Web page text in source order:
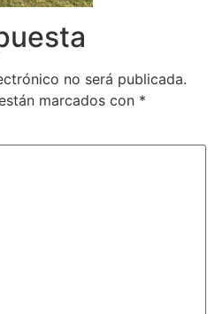
no será publicada.
marcados con *